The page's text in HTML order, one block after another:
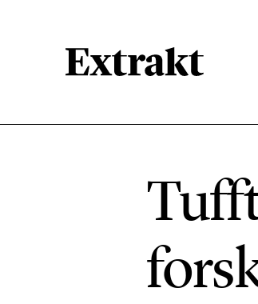
Livsstil & konsumtion